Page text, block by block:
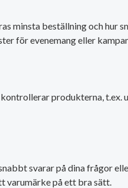
minsta beställning och
för evenemang eller
produkterna, t.ex.
svarar på dina frågor
varumärke på ett bra sätt.